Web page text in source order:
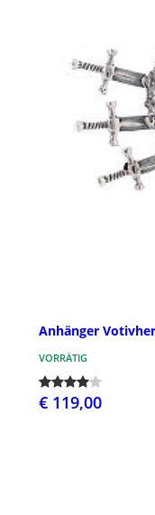
Anhänger
VORRÄTIG
€ 119,00